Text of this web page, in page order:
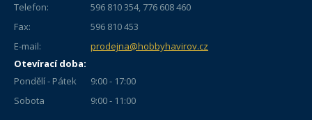
Telefon:
596 810 354, 776 608 460
Fax:
596 810 453
E-mail:
prodejna@hobbyhavirov.cz
Otevírací doba:
Pondělí - Pátek
9:00 - 17:00
Sobota
9:00 - 11:00